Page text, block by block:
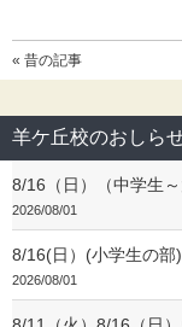
« 昔の記事
羊ケ丘校のおしら
8/16（日）（中学生
2026/08/01
8/16(日）(小学生の部
2026/08/01